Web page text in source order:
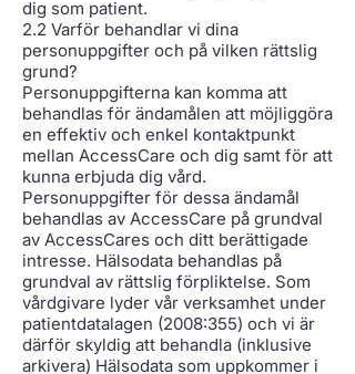
dig som patient.
2.2 Varför behandlar vi dina
personuppgifter och på vilken rättslig
grund?
Personuppgifterna kan komma att
behandlas för ändamålen att möjliggöra
en effektiv och enkel kontaktpunkt
mellan AccessCare och dig samt för att
kunna erbjuda dig vård.
Personuppgifter för dessa ändamål
behandlas av AccessCare på grundval
av AccessCares och ditt berättigade
intresse. Hälsodata behandlas på
grundval av rättslig förpliktelse. Som
vårdgivare lyder vår verksamhet under
patientdatalagen (2008:355) och vi är
därför skyldig att behandla (inklusive
arkivera) Hälsodata som uppkommer i